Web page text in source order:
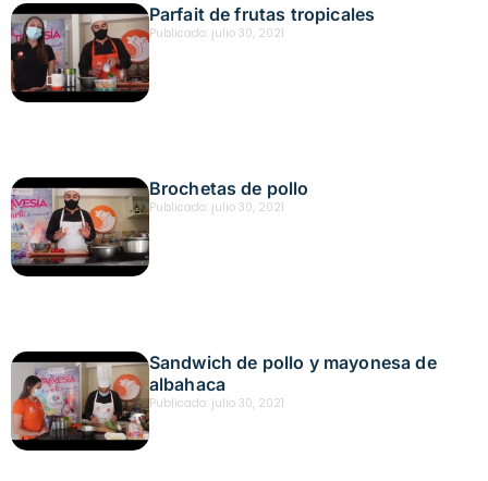
Parfait de frutas tropicales
Publicado: julio 30, 2021
Brochetas de pollo
Publicado: julio 30, 2021
Sandwich de pollo y mayonesa de
albahaca
Publicado: julio 30, 2021